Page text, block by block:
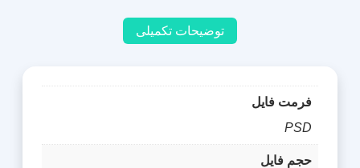
توضیحات تکمیلی
فرمت فایل
PSD
حجم فایل